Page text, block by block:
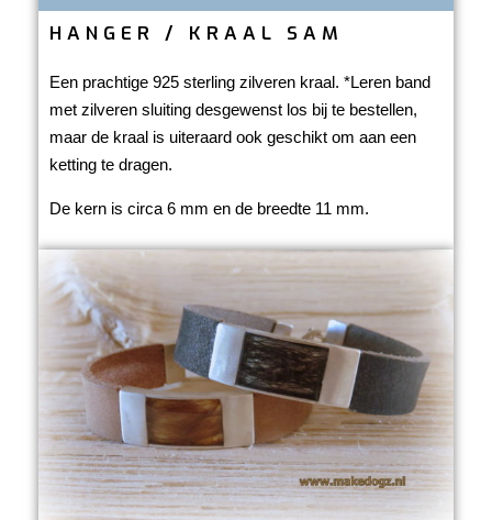
HANGER / KRAAL SAM
Een prachtige 925 sterling zilveren kraal. *Leren band
met zilveren sluiting desgewenst los bij te bestellen,
maar de kraal is uiteraard ook geschikt om aan een
ketting te dragen.
De kern is circa 6 mm en de breedte 11 mm.